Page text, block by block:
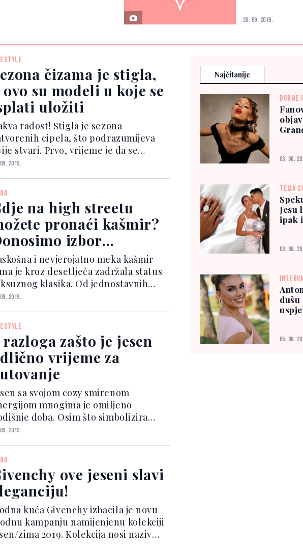
26. 09. 2019.
čizama je stigla,
ovo su modeli u koje se
uložiti
radost! Stigla je sezona
cipela, što podrazumijeva
stvari. Prvo, vrijeme je da se
novim parom čizama (ili više
vremena (i novca) na odlaske
Ako se spremate...
2019.
na high streetu
pronaći kašmir?
izbor
i najboljih
i nevjerojatno meka kašmir
je kroz desetljeća zadržala status
klasika. Od jednostavnih
koji predstavljaju jedan od
do njenih novih izdanja
promjenama koje...
2019.
razloga zašto je jesen
vrijeme za
sa svojom cozy smirenom
mnogima je omiljeno
doba. Osim što simbolizira
početke jer tada se ponovno
više vremena za intimnija
druženja s prijateljima pa tako o...
2019.
ove jeseni slavi
kuća Givenchy izbacila je novu
kampanju namijenjenu kolekciji
zima 2019. Kolekcija nosi naziv
Najčitanije
BURNE
03. 08.
TEMA
Jesu
ipak
03. 08.
05. 08.